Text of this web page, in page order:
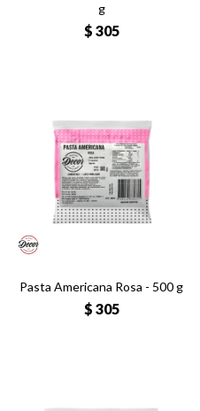
g
$ 305
Pasta Americana Rosa - 500 g
$ 305